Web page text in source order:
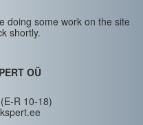
doing some work on the site
shortly.
OÜ
R 10-18)